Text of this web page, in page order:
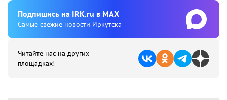
Подпишиcь на IRK.ru в MAX
Cамые свежие новости Иркутска
Читайте нас на других
площадках!